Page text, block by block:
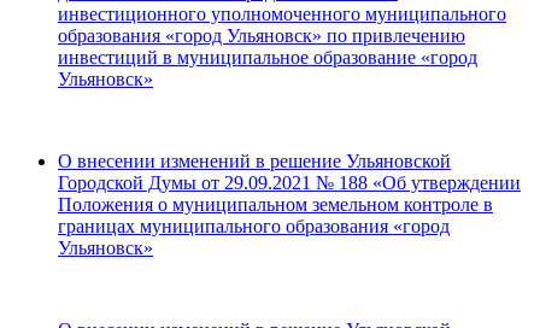
инвестиционного уполномоченного муниципального
образования «город Ульяновск» по привлечению
инвестиций в муниципальное образование «город
Ульяновск»
О внесении изменений в решение Ульяновской
Городской Думы от 29.09.2021 № 188 «Об утверждении
Положения о муниципальном земельном контроле в
границах муниципального образования «город
Ульяновск»